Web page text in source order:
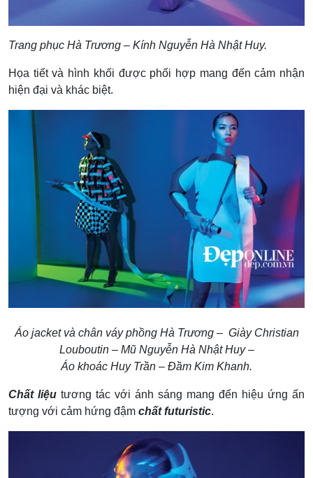
Trang phục Hà Trương – Kính Nguyễn Hà Nhật Huy.
Họa tiết và hình khối được phối hợp mang đến cảm nhận
hiện đại và khác biệt.
Áo jacket và chân váy phồng Hà Trương – Giày Christian
Louboutin – Mũ Nguyễn Hà Nhật Huy –
Áo khoác Huy Trần – Đầm Kim Khanh.
Chất liệu tương tác với ánh sáng mang đến hiệu ứng ấn
tượng với cảm hứng đậm chất futuristic.